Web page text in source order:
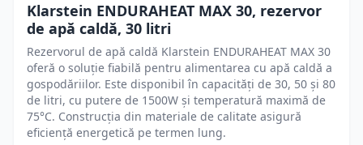
Klarstein ENDURAHEAT MAX 30, rezervor
de apă caldă, 30 litri
Rezervorul de apă caldă Klarstein ENDURAHEAT MAX 30
oferă o soluție fiabilă pentru alimentarea cu apă caldă a
gospodăriilor. Este disponibil în capacități de 30, 50 și 80
de litri, cu putere de 1500W și temperatură maximă de
75°C. Construcția din materiale de calitate asigură
eficiență energetică pe termen lung.